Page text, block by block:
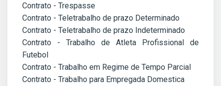
Contrato - Trespasse
Contrato - Teletrabalho de prazo Determinado
Contrato - Teletrabalho de prazo Indeterminado
Contrato - Trabalho de Atleta Profissional de
Futebol
Contrato - Trabalho em Regime de Tempo Parcial
Contrato - Trabalho para Empregada Domestica